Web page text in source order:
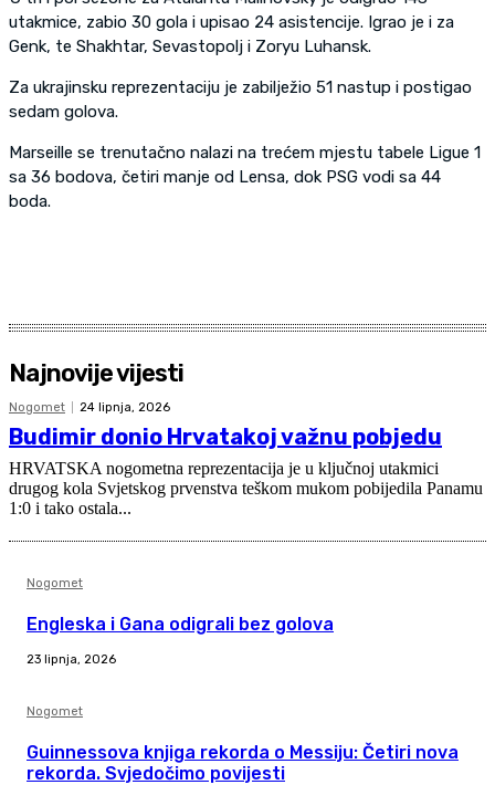
utakmice, zabio 30 gola i upisao 24 asistencije. Igrao je i za
Genk, te Shakhtar, Sevastopolj i Zoryu Luhansk.
Za ukrajinsku reprezentaciju je zabilježio 51 nastup i postigao
sedam golova.
Marseille se trenutačno nalazi na trećem mjestu tabele Ligue 1
sa 36 bodova, četiri manje od Lensa, dok PSG vodi sa 44
boda.
Najnovije vijesti
Nogomet 24 lipnja, 2026
Budimir donio Hrvatakoj važnu pobjedu
HRVATSKA nogometna reprezentacija je u ključnoj utakmici
drugog kola Svjetskog prvenstva teškom mukom pobijedila Panamu
1:0 i tako ostala...
Nogomet
Engleska i Gana odigrali bez golova
23 lipnja, 2026
Nogomet
Guinnessova knjiga rekorda o Messiju: Četiri nova
rekorda. Svjedočimo povijesti